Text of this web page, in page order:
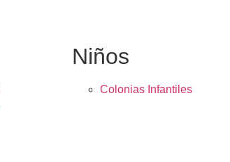
Niños
Colonias Infantiles